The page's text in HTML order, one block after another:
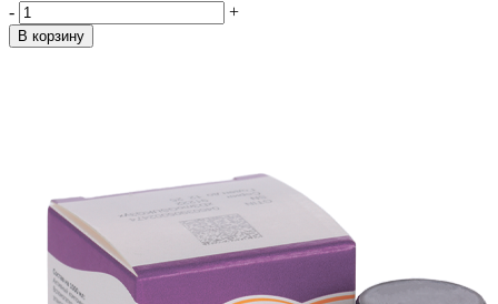
-
+
В корзину